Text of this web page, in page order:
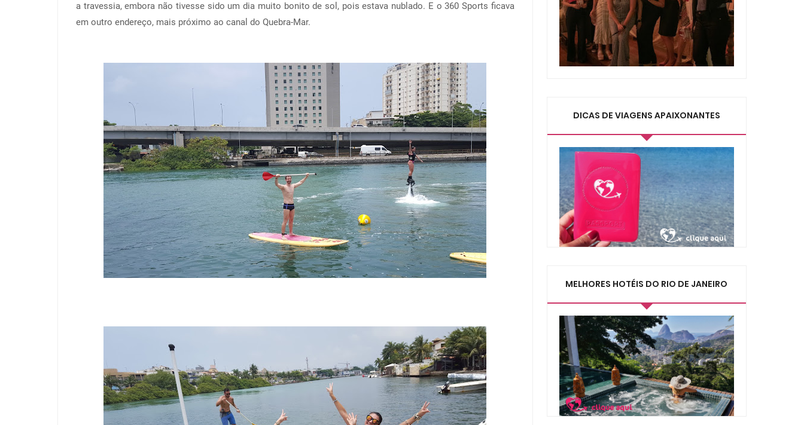
a travessia, embora não tivesse sido um dia muito bonito de sol, pois estava nublado. E o 360 Sports ficava
em outro endereço, mais próximo ao canal do Quebra-Mar.
DICAS DE VIAGENS APAIXONANTES
MELHORES HOTÉIS DO RIO DE JANEIRO